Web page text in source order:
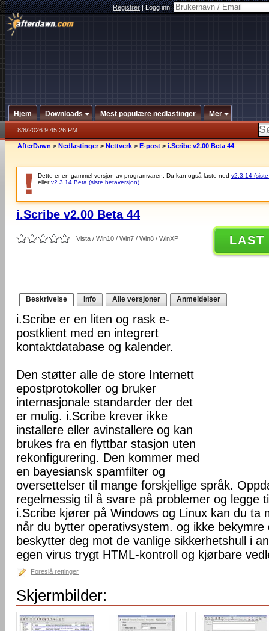
Registrer|Logg inn:
Hjem Downloads Mest populære nedlastinger Mer
8/8/2026 9:45:26 PM
AfterDawn > Nedlastinger > Nettverk > E-post > i.Scribe v2.00 Beta 44
Dette er en gammel versjon av programvaren. Du kan også laste ned v2.3.14
ellerv2.3.14 Beta (siste betaversjon)
i.Scribe v2.00 Beta 44
Vista / Win10 / Win7 / Win8 / WinXP LAST
Beskrivelse Info Alle versjoner Anmeldelser
i.Scribe er en liten og rask e-
postklient med en integrert
kontaktdatabase og kalender.
Den støtter alle de store Internett
epostprotokoller og bruker
internasjonale standarder der det
er mulig. i.Scribe krever ikke
installere eller avinstallere og kan
brukes fra en flyttbar stasjon uten
rekonfigurering. Den kommer med
en bayesiansk spamfilter og
oversettelser til mange forskjellige språk.
regelmessig til å svare på problemer og legge
i.Scribe kjører på Windows og Linux kan du ta
når du bytter operativsystem. og ikke
beskytter deg mot de vanlige sikkerhetshull i
egen virus trygt HTML-kontroll og kjørbare
Foreslå rettinger
Skjermbilder: